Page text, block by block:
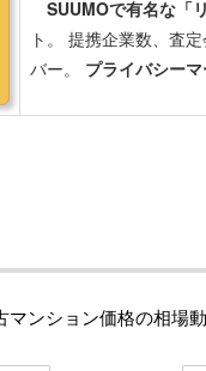
マンション価格の相場